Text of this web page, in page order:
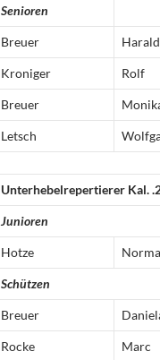
Senioren
Breuer Harald
Kroniger Rolf
Breuer
Letsch
Unterhebelrepertierer Kal.
Junioren
Hotze
Schützen
Breuer
Rocke Marc